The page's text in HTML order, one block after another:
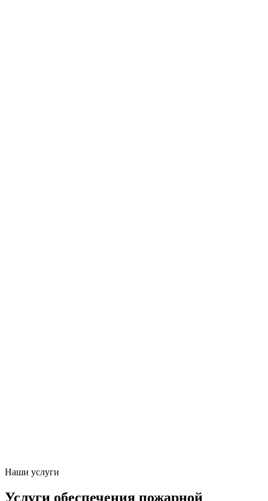
Наши услуги
Услуги обеспечения пожарной